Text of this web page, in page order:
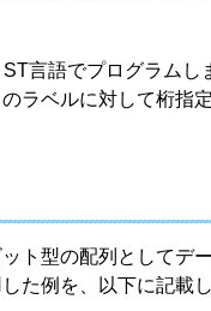
言語でプログラムし
ラベルに対して桁指
ト型の配列としてデ
た例を、以下に記載し